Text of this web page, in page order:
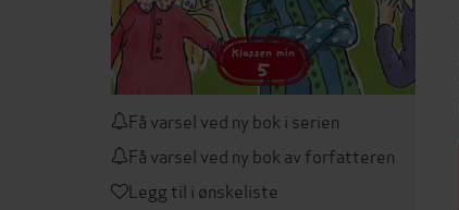
Få varsel ved ny bok i serien
Få varsel ved ny bok av forfatteren
Legg til i ønskeliste